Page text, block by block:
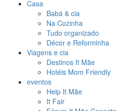
Casa
Babá & cia
Na Cozinha
Tudo organizado
Décor e Reforminha
Viagens e cia
Destinos It Mãe
Hotéis Mom Friendly
eventos
Help It Mãe
It Fair